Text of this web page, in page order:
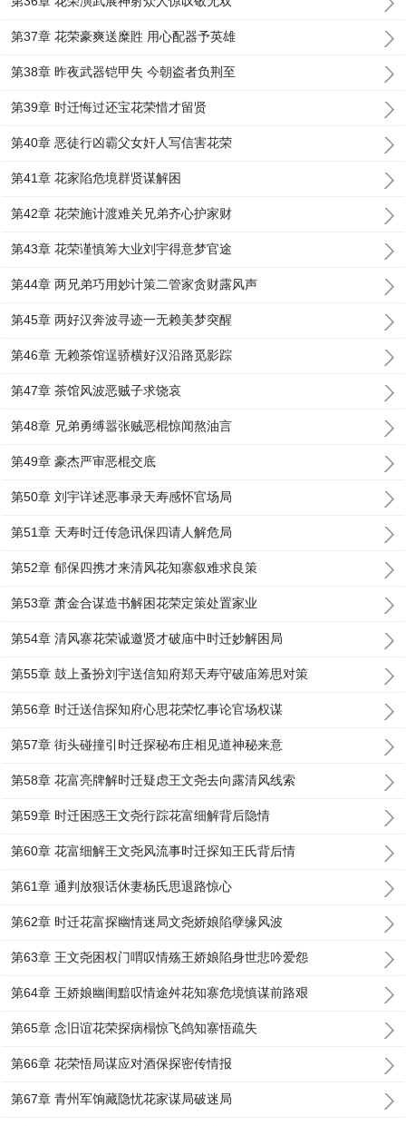
第37章 花荣豪爽送糜貹 用心配器予英雄
第38章 昨夜武器铠甲失 今朝盗者负荆至
第39章 时迁悔过还宝花荣惜才留贤
第40章 恶徒行凶霸父女奸人写信害花荣
第41章 花家陷危境群贤谋解困
第42章 花荣施计渡难关兄弟齐心护家财
第43章 花荣谨慎筹大业刘宇得意梦官途
第44章 两兄弟巧用妙计策二管家贪财露风声
第45章 两好汉奔波寻迹一无赖美梦突醒
第46章 无赖茶馆逞骄横好汉沿路觅影踪
第47章 茶馆风波恶贼子求饶哀
第48章 兄弟勇缚嚣张贼恶棍惊闻熬油言
第49章 豪杰严审恶棍交底
第50章 刘宇详述恶事录天寿感怀官场局
第51章 天寿时迁传急讯保四请人解危局
第52章 郁保四携才来清风花知寨叙难求良策
第53章 萧金合谋造书解困花荣定策处置家业
第54章 清风寨花荣诚邀贤才破庙中时迁妙解困局
第55章 鼓上蚤扮刘宇送信知府郑天寿守破庙筹思对策
第56章 时迁送信探知府心思花荣忆事论官场权谋
第57章 街头碰撞引时迁探秘布庄相见道神秘来意
第58章 花富亮牌解时迁疑虑王文尧去向露清风线索
第59章 时迁困惑王文尧行踪花富细解背后隐情
第60章 花富细解王文尧风流事时迁探知王氏背后情
第61章 通判放狠话休妻杨氏思退路惊心
第62章 时迁花富探幽情迷局文尧娇娘陷孽缘风波
第63章 王文尧困权门喟叹情殇王娇娘陷身世悲吟爱怨
第64章 王娇娘幽闺黯叹情途舛花知寨危境慎谋前路艰
第65章 念旧谊花荣探病榻惊飞鸽知寨悟疏失
第66章 花荣悟局谋应对酒保探密传情报
第67章 青州军饷藏隐忧花家谋局破迷局